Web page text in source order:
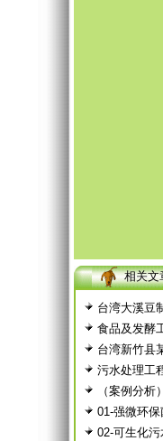
相关文
台湾大溪豆
食品及发酵
台湾新竹县
污水处理工
（案例分析
01-强微环
02-可生化